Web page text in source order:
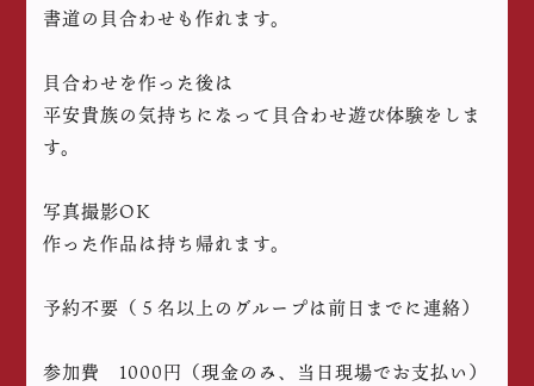
書道の貝合わせも作れます。
貝合わせを作った後は
平安貴族の気持ちになって貝合わせ遊び体験をしま
す。
写真撮影OK
作った作品は持ち帰れます。
予約不要（５名以上のグループは前日までに連絡）
参加費 1000円（現金のみ、当日現場でお支払い）